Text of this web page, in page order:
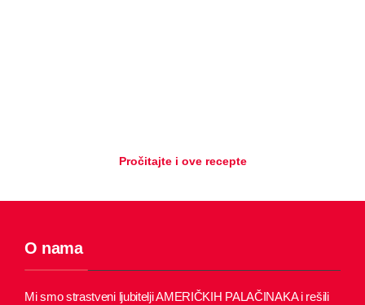
Pročitajte i ove recepte
O nama
Mi smo strastveni ljubitelji AMERIČKIH PALAČINAKA i rešili